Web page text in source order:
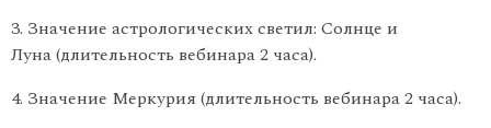
Значение астрологических светил: Солнце и
Луна (длительность вебинара 2 часа).
Значение Меркурия (длительность вебинара 2 часа).